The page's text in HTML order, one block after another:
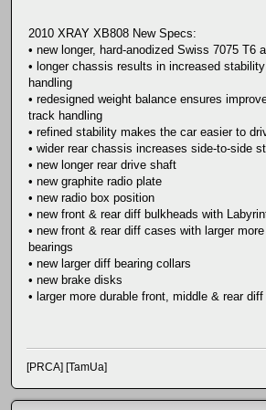
2010 XRAY XB808 New Specs:
• new longer, hard-anodized Swiss 7075 T6
• longer chassis results in increased
handling
• redesigned weight balance ensures
track handling
• refined stability makes the car easier to
• wider rear chassis increases side-to-side
• new longer rear drive shaft
• new graphite radio plate
• new radio box position
• new front & rear diff bulkheads with
• new front & rear diff cases with larger
bearings
• new larger diff bearing collars
• new brake disks
• larger more durable front, middle & rear diff
[PRCA] [TamUa]